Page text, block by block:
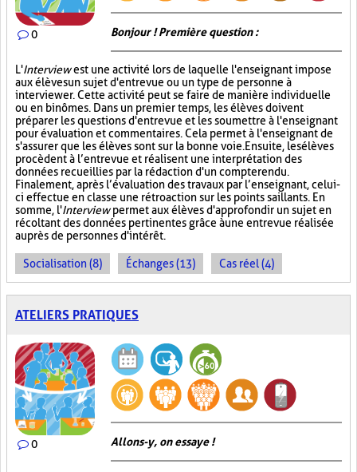
0 Bonjour ! Première question :
L'Interviewest une activité lors de laquelle l'enseignant impose
aux élèves un sujet d'entrevue ou un type de personne à
interviewer. Cette activité peut se faire de manière individuelle
ou en binômes. Dans un premier temps, les élèves doivent
préparer les questions d'entrevue et les soumettre à l'enseignant
pour évaluation et commentaires. Cela permet à l'enseignant de
s'assurer que les élèves sont sur la bonne voie. Ensuite, les élèves
procèdent à l’entrevue et réalisent une interprétation des
données recueillies par la rédaction d'un compte rendu.
Finalement, après l’évaluation des travaux par l’enseignant, celui-
ci effectue en classe une rétroaction sur les points saillants. En
somme, l'Interviewpermet aux élèves d'approfondir un sujet en
récoltant des données pertinentes grâce à une entrevue réalisée
auprès de personnes d'intérêt.
Socialisation (8) Échanges (13) Cas réel (4)
ATELIERS PRATIQUES
0 Allons-y, on essaye !